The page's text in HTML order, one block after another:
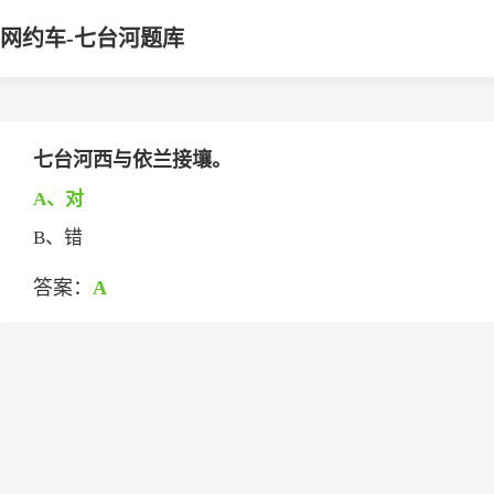
网约车-七台河题库
七台河西与依兰接壤。
A、对
B、错
答案： A